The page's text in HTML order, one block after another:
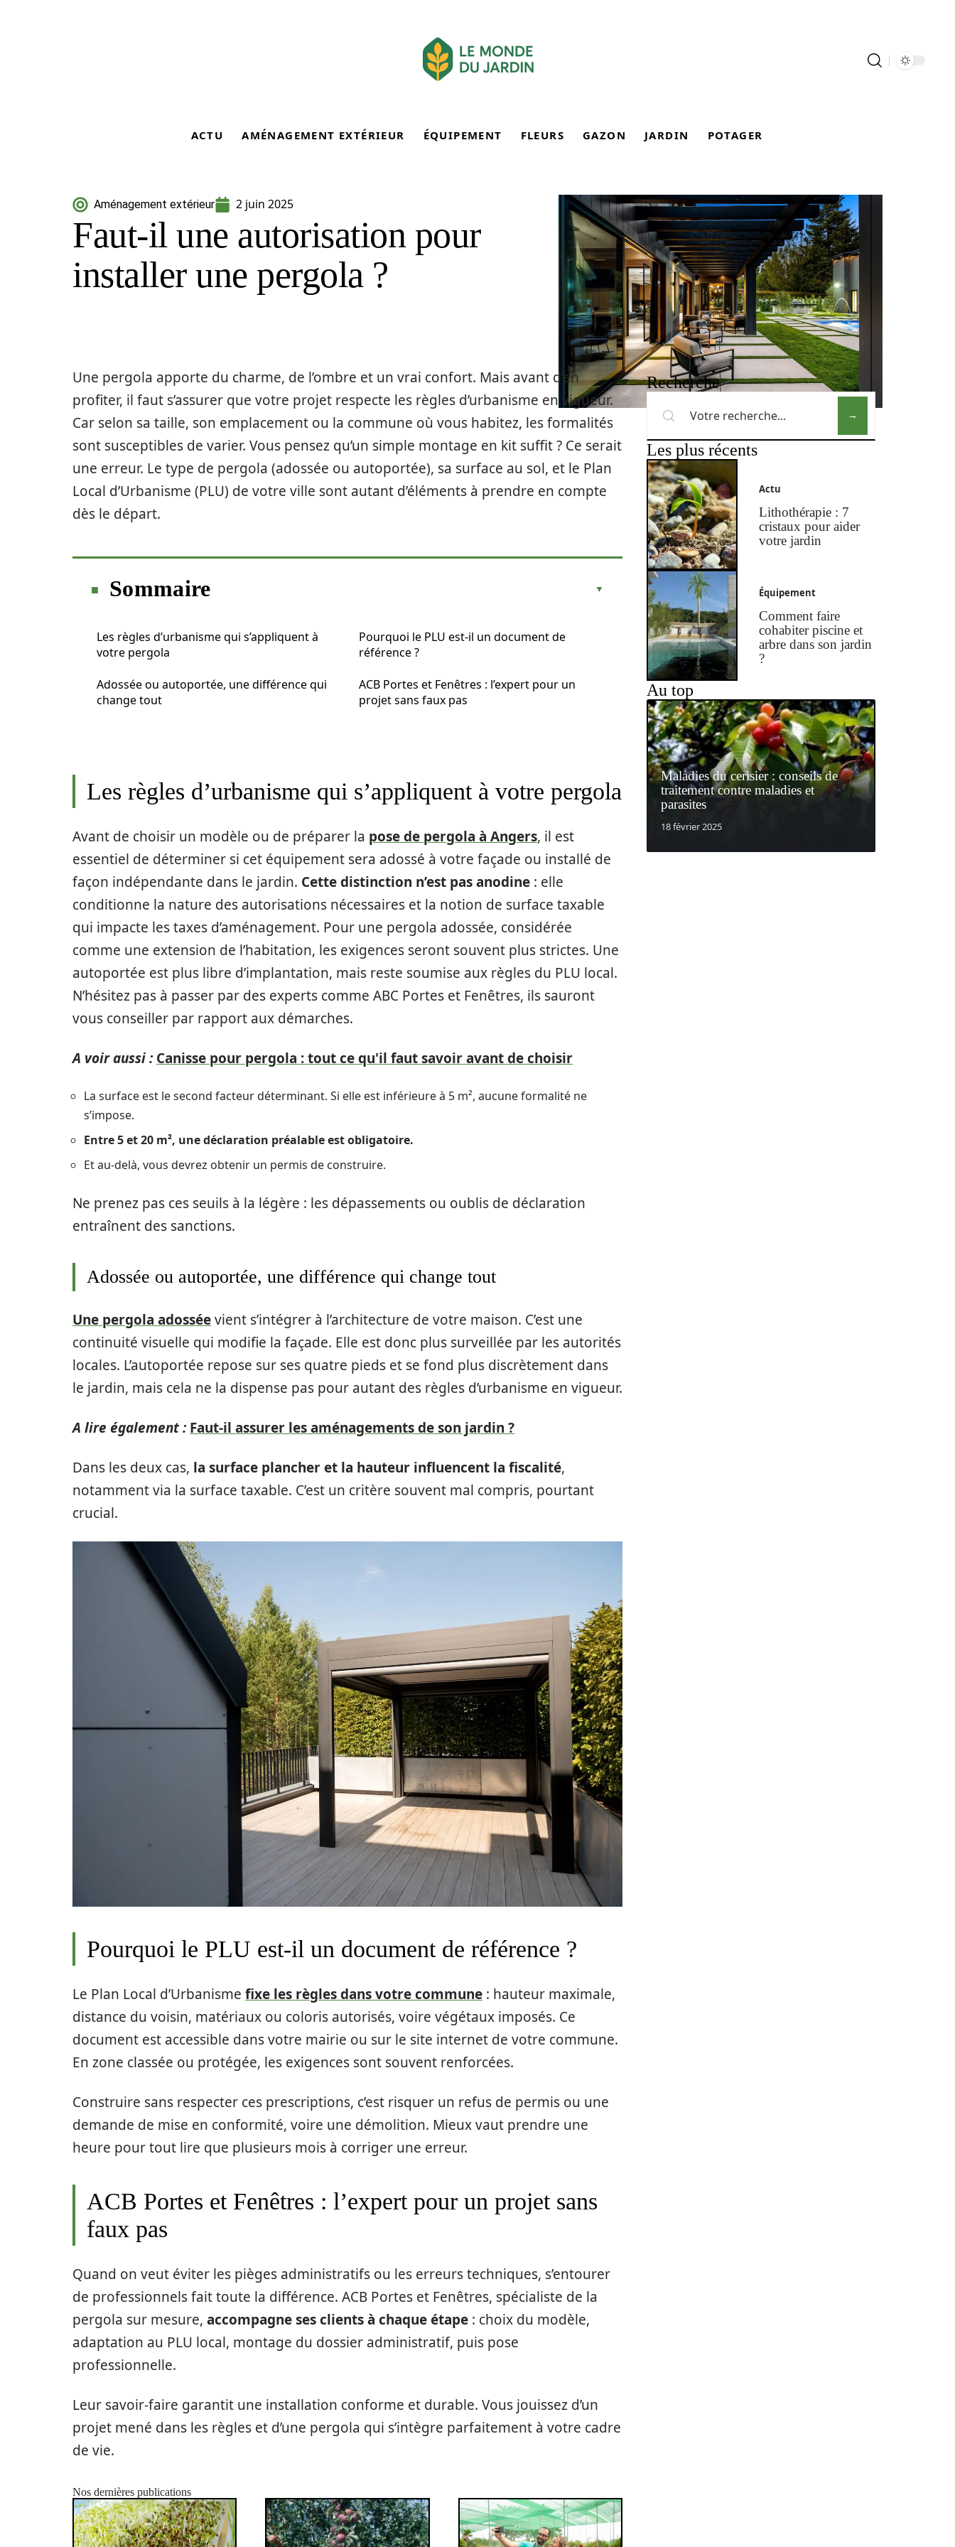
ACTU AMÉNAGEMENT EXTÉRIEUR ÉQUIPEMENT FLEURS GAZON JARDIN POTAGER
Aménagement extérieur 2 juin 2025
Faut-il une autorisation pour
installer une pergola ?
Une pergola apporte du charme, de l’ombre et un vrai confort. Mais avant d’en
profiter, il faut s’assurer que votre projet respecte les règles d’urbanisme en vigueur.
Car selon sa taille, son emplacement ou la commune où vous habitez, les formalités
sont susceptibles de varier. Vous pensez qu’un simple montage en kit suffit ? Ce serait
une erreur. Le type de pergola (adossée ou autoportée), sa surface au sol, et le Plan
Local d’Urbanisme (PLU) de votre ville sont autant d’éléments à prendre en compte
dès le départ.
Sommaire
Les règles d’urbanisme qui s’appliquent à
votre pergola
Adossée ou autoportée, une différence qui
change tout
Pourquoi le PLU est-il un document de
référence ?
ACB Portes et Fenêtres : l’expert pour un
projet sans faux pas
Les règles d’urbanisme qui s’appliquent à votre pergola
Avant de choisir un modèle ou de préparer la pose de pergola à Angers, il est
essentiel de déterminer si cet équipement sera adossé à votre façade ou installé de
façon indépendante dans le jardin. Cette distinction n’est pas anodine : elle
conditionne la nature des autorisations nécessaires et la notion de surface taxable
qui impacte les taxes d’aménagement. Pour une pergola adossée, considérée
comme une extension de l’habitation, les exigences seront souvent plus strictes. Une
autoportée est plus libre d’implantation, mais reste soumise aux règles du PLU local.
N’hésitez pas à passer par des experts comme ABC Portes et Fenêtres, ils sauront
vous conseiller par rapport aux démarches.
A voir aussi : Canisse pour pergola : tout ce qu'il faut savoir avant de choisir
La surface est le second facteur déterminant. Si elle est inférieure à 5 m², aucune formalité ne
s’impose.
Entre 5 et 20 m², une déclaration préalable est obligatoire.
Et au-delà, vous devrez obtenir un permis de construire.
Ne prenez pas ces seuils à la légère : les dépassements ou oublis de déclaration
entraînent des sanctions.
Adossée ou autoportée, une différence qui change tout
Une pergola adosséevient s’intégrer à l’architecture de votre maison. C’est une
continuité visuelle qui modifie la façade. Elle est donc plus surveillée par les autorités
locales. L’autoportée repose sur ses quatre pieds et se fond plus discrètement dans
le jardin, mais cela ne la dispense pas pour autant des règles d’urbanisme en vigueur.
A lire également : Faut-il assurer les aménagements de son jardin ?
Dans les deux cas, la surface plancher et la hauteur influencent la fiscalité,
notamment via la surface taxable. C’est un critère souvent mal compris, pourtant
crucial.
Pourquoi le PLU est-il un document de référence ?
Le Plan Local d’Urbanisme fixe les règles dans votre commune : hauteur maximale,
distance du voisin, matériaux ou coloris autorisés, voire végétaux imposés. Ce
document est accessible dans votre mairie ou sur le site internet de votre commune.
En zone classée ou protégée, les exigences sont souvent renforcées.
Construire sans respecter ces prescriptions, c’est risquer un refus de permis ou une
demande de mise en conformité, voire une démolition. Mieux vaut prendre une
heure pour tout lire que plusieurs mois à corriger une erreur.
ACB Portes et Fenêtres : l’expert pour un projet sans
faux pas
Quand on veut éviter les pièges administratifs ou les erreurs techniques, s’entourer
de professionnels fait toute la différence. ACB Portes et Fenêtres, spécialiste de la
pergola sur mesure, accompagne ses clients à chaque étape : choix du modèle,
adaptation au PLU local, montage du dossier administratif, puis pose
professionnelle.
Leur savoir-faire garantit une installation conforme et durable. Vous jouissez d’un
projet mené dans les règles et d’une pergola qui s’intègre parfaitement à votre cadre
de vie.
Nos dernières publications
Recherche
Les plus récents
Actu
Lithothérapie : 7
cristaux pour aider
votre jardin
Équipement
Comment faire
cohabiter piscine et
arbre dans son jardin
?
Au top
Maladies du cerisier : conseils de
traitement contre maladies et
parasites
18 février 2025